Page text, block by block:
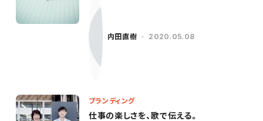
内田直樹 2020.05.08
ブランディング
仕事の楽しさを、歌で伝える。